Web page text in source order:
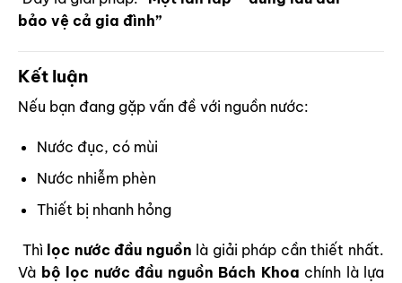
bảo vệ cả gia đình”
Kết luận
Nếu bạn đang gặp vấn đề với nguồn nước:
Nước đục, có mùi
Nước nhiễm phèn
Thiết bị nhanh hỏng
Thì lọc nước đầu nguồn là giải pháp cần thiết nhất.
Và bộ lọc nước đầu nguồn Bách Khoa chính là lựa